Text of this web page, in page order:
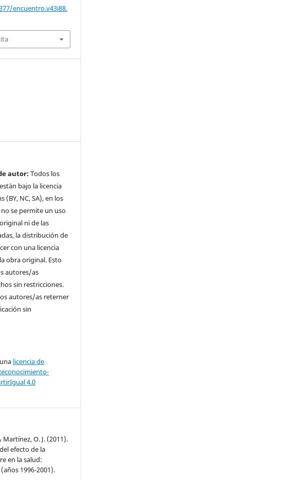
encuentro.v43i88.
autor:Todos los
bajo la licencia
(BY, NC, SA), en los
se permite un uso
ni de las
la distribución de
con una licencia
obra original. Esto
autores/as
sin restricciones.
autores/as reterner
sin
licencia de
4.0
Martínez, O. J. (2011).
efecto de la
en la salud:
1996-2001).